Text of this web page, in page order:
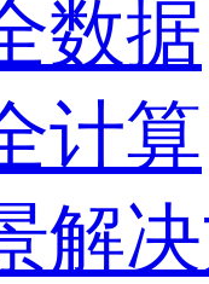
数据
计算
解